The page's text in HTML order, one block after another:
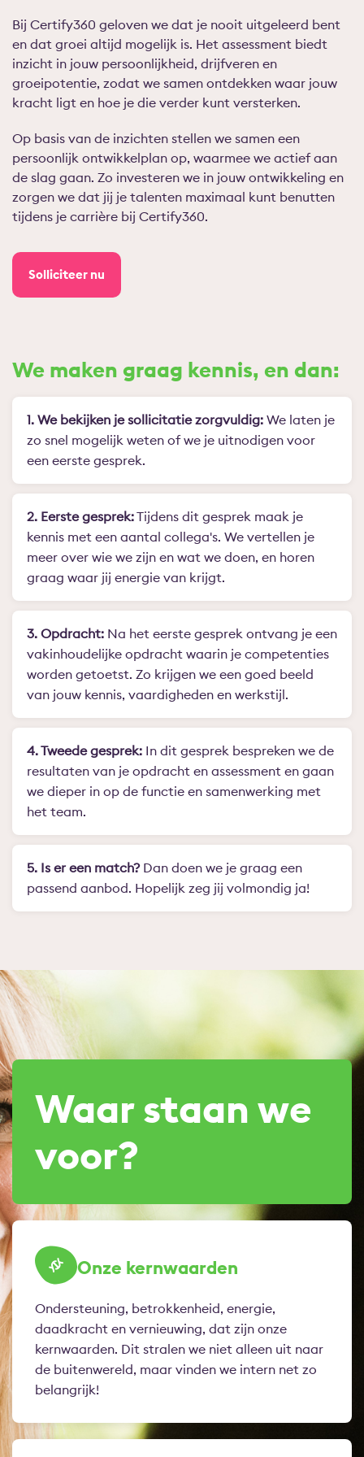
Bij Certify360 geloven we dat je nooit uitgeleerd bent
en dat groei altijd mogelijk is. Het assessment biedt
inzicht in jouw persoonlijkheid, drijfveren en
groeipotentie, zodat we samen ontdekken waar jouw
kracht ligt en hoe je die verder kunt versterken.
Op basis van de inzichten stellen we samen een
persoonlijk ontwikkelplan op, waarmee we actief aan
de slag gaan. Zo investeren we in jouw ontwikkeling en
zorgen we dat jij je talenten maximaal kunt benutten
tijdens je carrière bij Certify360.
Solliciteer nu
We maken graag kennis, en dan:
1. We bekijken je sollicitatie zorgvuldig: We laten je
zo snel mogelijk weten of we je uitnodigen voor
een eerste gesprek.
2. Eerste gesprek:Tijdens dit gesprek maak je
kennis met een aantal collega's. We vertellen je
meer over wie we zijn en wat we doen, en horen
graag waar jij energie van krijgt.
3. Opdracht: Na het eerste gesprek ontvang je een
vakinhoudelijke opdracht waarin je competenties
worden getoetst. Zo krijgen we een goed beeld
van jouw kennis, vaardigheden en werkstijl.
4. Tweede gesprek: In dit gesprek bespreken we de
resultaten van je opdracht en assessment en gaan
we dieper in op de functie en samenwerking met
het team.
5. Is er een match?Dan doen we je graag een
passend aanbod. Hopelijk zeg jij volmondig ja!
Waar staan we
voor?
Onze kernwaarden
Ondersteuning, betrokkenheid, energie,
daadkracht en vernieuwing, dat zijn onze
kernwaarden. Dit stralen we niet alleen uit naar
de buitenwereld, maar vinden we intern net zo
belangrijk!